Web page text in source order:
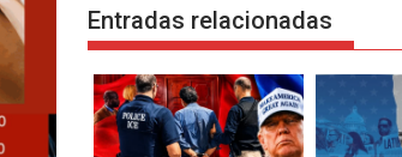
Entradas relacionadas